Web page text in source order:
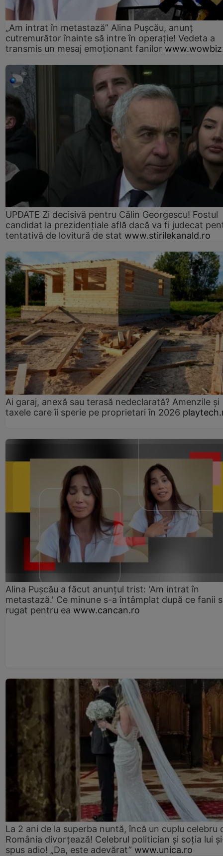
„Am intrat în metastază” Alina Pușcău, anunț
cutremurător înainte să intre în operație! Vedeta a
transmis un mesaj emoționant fanilor
UPDATE Zi decisivă pentru Călin Georgescu! Fostul
candidat la prezidențiale află dacă va fi judecat
tentativă de lovitură de stat www.stirilekanald.ro
Ai garaj, anexă sau terasă nedeclarată? Amenzile și
taxele care îi sperie pe proprietari în 2026
Alina Pușcău a făcut anunțul trist: 'Am intrat în
metastază.' Ce minune s-a întâmplat după ce fanii
rugat pentru ea www.cancan.ro
La 2 ani de la superba nuntă, încă un cuplu celebru
România divorțează! Celebrul politician și soția lui
spus adio! „Da, este adevărat” www.unica.ro